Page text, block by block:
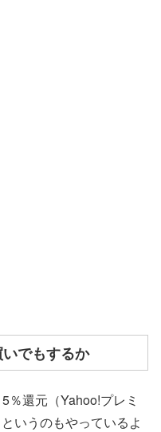
でもするか
％還元（Yahoo!プレミ
いうのもやっているよ